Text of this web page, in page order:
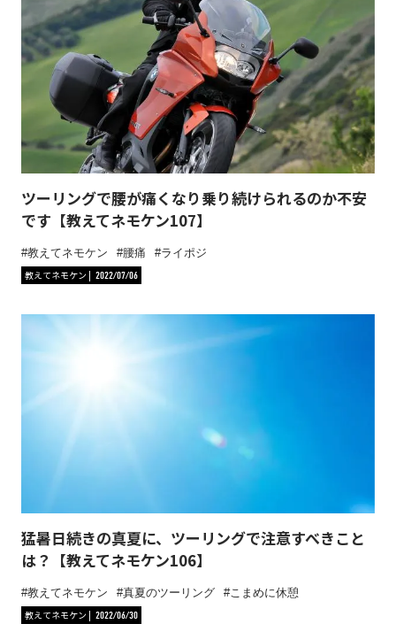
ツーリングで腰が痛くなり乗り続けられるのか不安
です【教えてネモケン107】
教えてネモケン 腰痛
ライポジ
教えてネモケン
2022/07/06
猛暑日続きの真夏に、ツーリングで注意すべきこと
は？【教えてネモケン106】
教えてネモケン 真夏のツーリング
こまめに休憩
教えてネモケン
2022/06/30